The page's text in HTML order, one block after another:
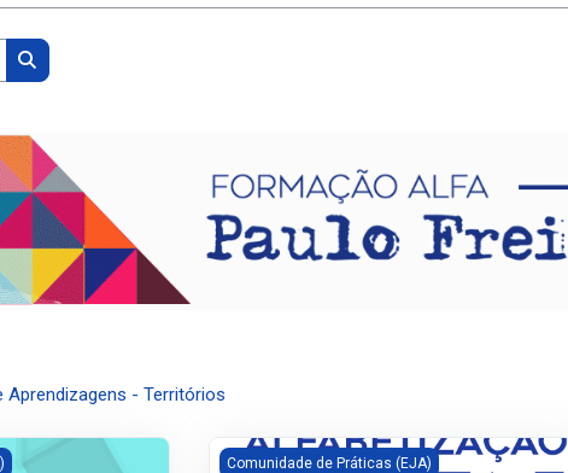
Buscar cursos
Aprendizagens - Territórios
EJA - Alfabetização, Pobreza e Desigualdade
Comunidade de Práticas (EJA)